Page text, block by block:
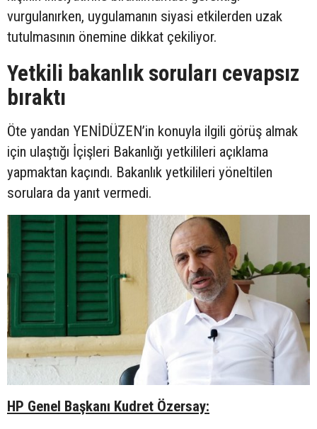
vurgulanırken, uygulamanın siyasi etkilerden uzak
tutulmasının önemine dikkat çekiliyor.
Yetkili bakanlık soruları cevapsız
bıraktı
Öte yandan YENİDÜZEN’in konuyla ilgili görüş almak
için ulaştığı İçişleri Bakanlığı yetkilileri açıklama
yapmaktan kaçındı. Bakanlık yetkilileri yöneltilen
sorulara da yanıt vermedi.
HP Genel Başkanı Kudret Özersay: